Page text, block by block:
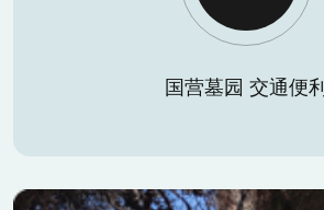
国营墓园 交通便利